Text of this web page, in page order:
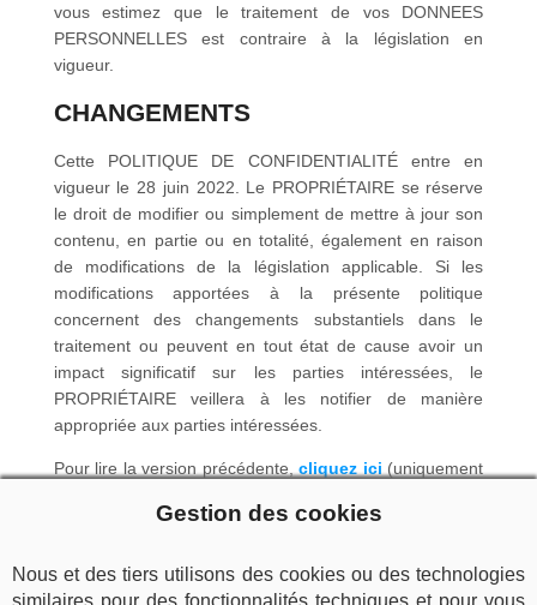
Gestion des cookies
Nous et des tiers utilisons des cookies ou des technologies
similaires pour des fonctionnalités techniques et pour vous
vous estimez que le traitement de vos DONNEES
PERSONNELLES est contraire à la législation en
vigueur.
CHANGEMENTS
Cette POLITIQUE DE CONFIDENTIALITÉ entre en
vigueur le 28 juin 2022. Le PROPRIÉTAIRE se réserve
le droit de modifier ou simplement de mettre à jour son
contenu, en partie ou en totalité, également en raison
de modifications de la législation applicable. Si les
modifications apportées à la présente politique
concernent des changements substantiels dans le
traitement ou peuvent en tout état de cause avoir un
impact significatif sur les parties intéressées, le
PROPRIÉTAIRE veillera à les notifier de manière
appropriée aux parties intéressées.
Pour lire la version précédente,cliquez ici(uniquement
La langue maternelle dans laquelle cette politique de